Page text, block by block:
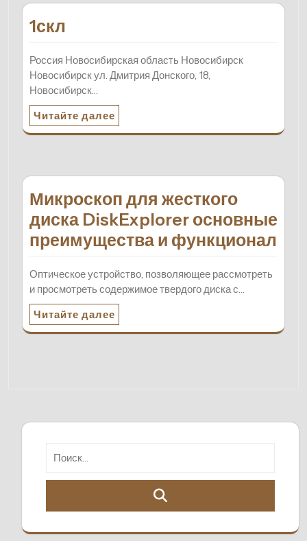
1скл
Россия Новосибирская область Новосибирск
Новосибирск ул. Дмитрия Донского, 18,
Новосибирск…
Читайте далее
Микроскоп для жесткого
диска DiskExplorer основные
преимущества и функционал
Оптическое устройство, позволяющее рассмотреть
и просмотреть содержимое твердого диска с…
Читайте далее